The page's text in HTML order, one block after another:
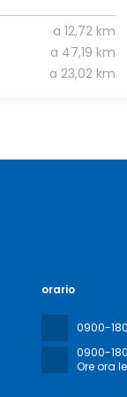
a 12,72 km
a 47,19 km
a 23,02 km
orario
0900-
0900-
Ore ora